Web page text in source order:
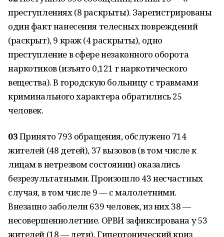
преступлениях (8 раскрыты). Зарегистрированы
один факт нанесения телесных повреждений
(раскрыт), 9 краж (4 раскрыты), одно
преступление в сфере незаконного оборота
наркотиков (изъято 0,121 г наркотического
вещества). В городскую больницу с травмами
криминального характера обратились 25
человек.
03Принято 793 обращения, обслужено 714
жителей (48 детей), 37 вызовов (в том числе к
лицам в нетрезвом состоянии) оказались
безрезультатными. Произошло 43 несчастных
случая, в том числе 9 — с малолетними.
Внезапно заболели 639 человек, из них 38 —
несовершеннолетние. ОРВИ зафиксирована у 53
жителей (18 — дети). Гипертонический криз